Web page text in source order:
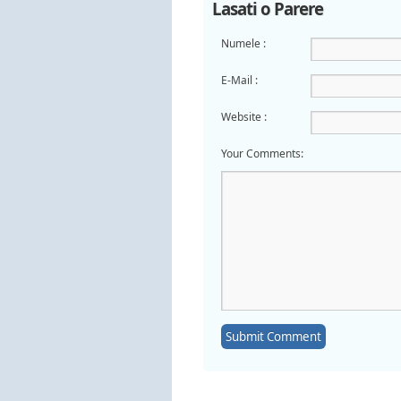
Lasati o Parere
Numele :
E-Mail :
Website :
Your Comments: